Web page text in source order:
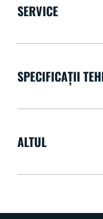
SERVICE
SPECIFICAȚII
ALTUL